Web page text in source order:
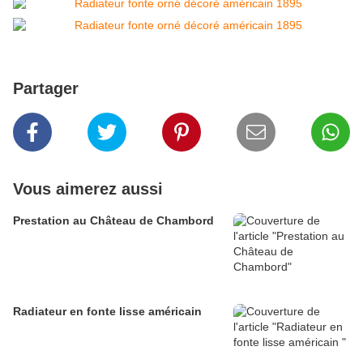
Partager
Vous aimerez aussi
Prestation au Château de Chambord
Radiateur en fonte lisse américain